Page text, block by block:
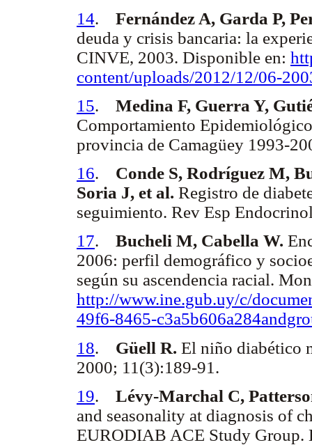
14. Fernández A, Garda P,
deuda y crisis bancaria: la
CINVE, 2003. Disponible en:
content/uploads/2012/12/06-
15. Medina F, Guerra Y,
Comportamiento
provincia de Camagüey 1993-
16. Conde S, Rodríguez M,
Soria J, et al. Registro de
seguimiento. Rev Esp
17. Bucheli M, Cabella W.
2006: perfil demográfico y
según su ascendencia racial.
http://www.ine.gub.uy/c/
49f6-8465-
18. Güell R. El niño diabético
2000; 11(3):189-91.
19. Lévy-Marchal C,
and seasonality at diagnosis of
EURODIAB ACE Study